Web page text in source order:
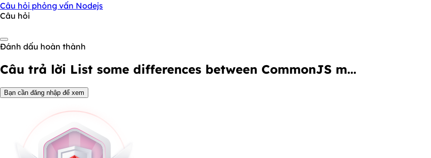
Câu hỏi phỏng vấn Nodejs
Câu hỏi
Đánh dấu hoàn thành
Câu trả lời List some differences between CommonJS m...
Bạn cần đăng nhập để xem